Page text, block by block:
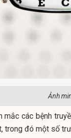
Ảnh
mắc các bệnh
trong đó một số